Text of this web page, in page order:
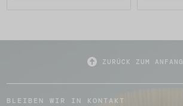
ZURÜCK ZUM ANFANG
BLEIBEN WIR IN KONTAKT